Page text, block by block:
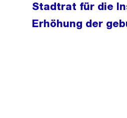
Stadtrat für die
Erhöhung der